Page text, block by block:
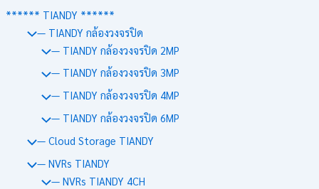
****** TIANDY ******
— TIANDY กล้องวงจรปิด
— TIANDY กล้องวงจรปิด 2MP
— TIANDY กล้องวงจรปิด 3MP
— TIANDY กล้องวงจรปิด 4MP
— TIANDY กล้องวงจรปิด 6MP
— Cloud Storage TIANDY
— NVRs TIANDY
— NVRs TIANDY 4CH